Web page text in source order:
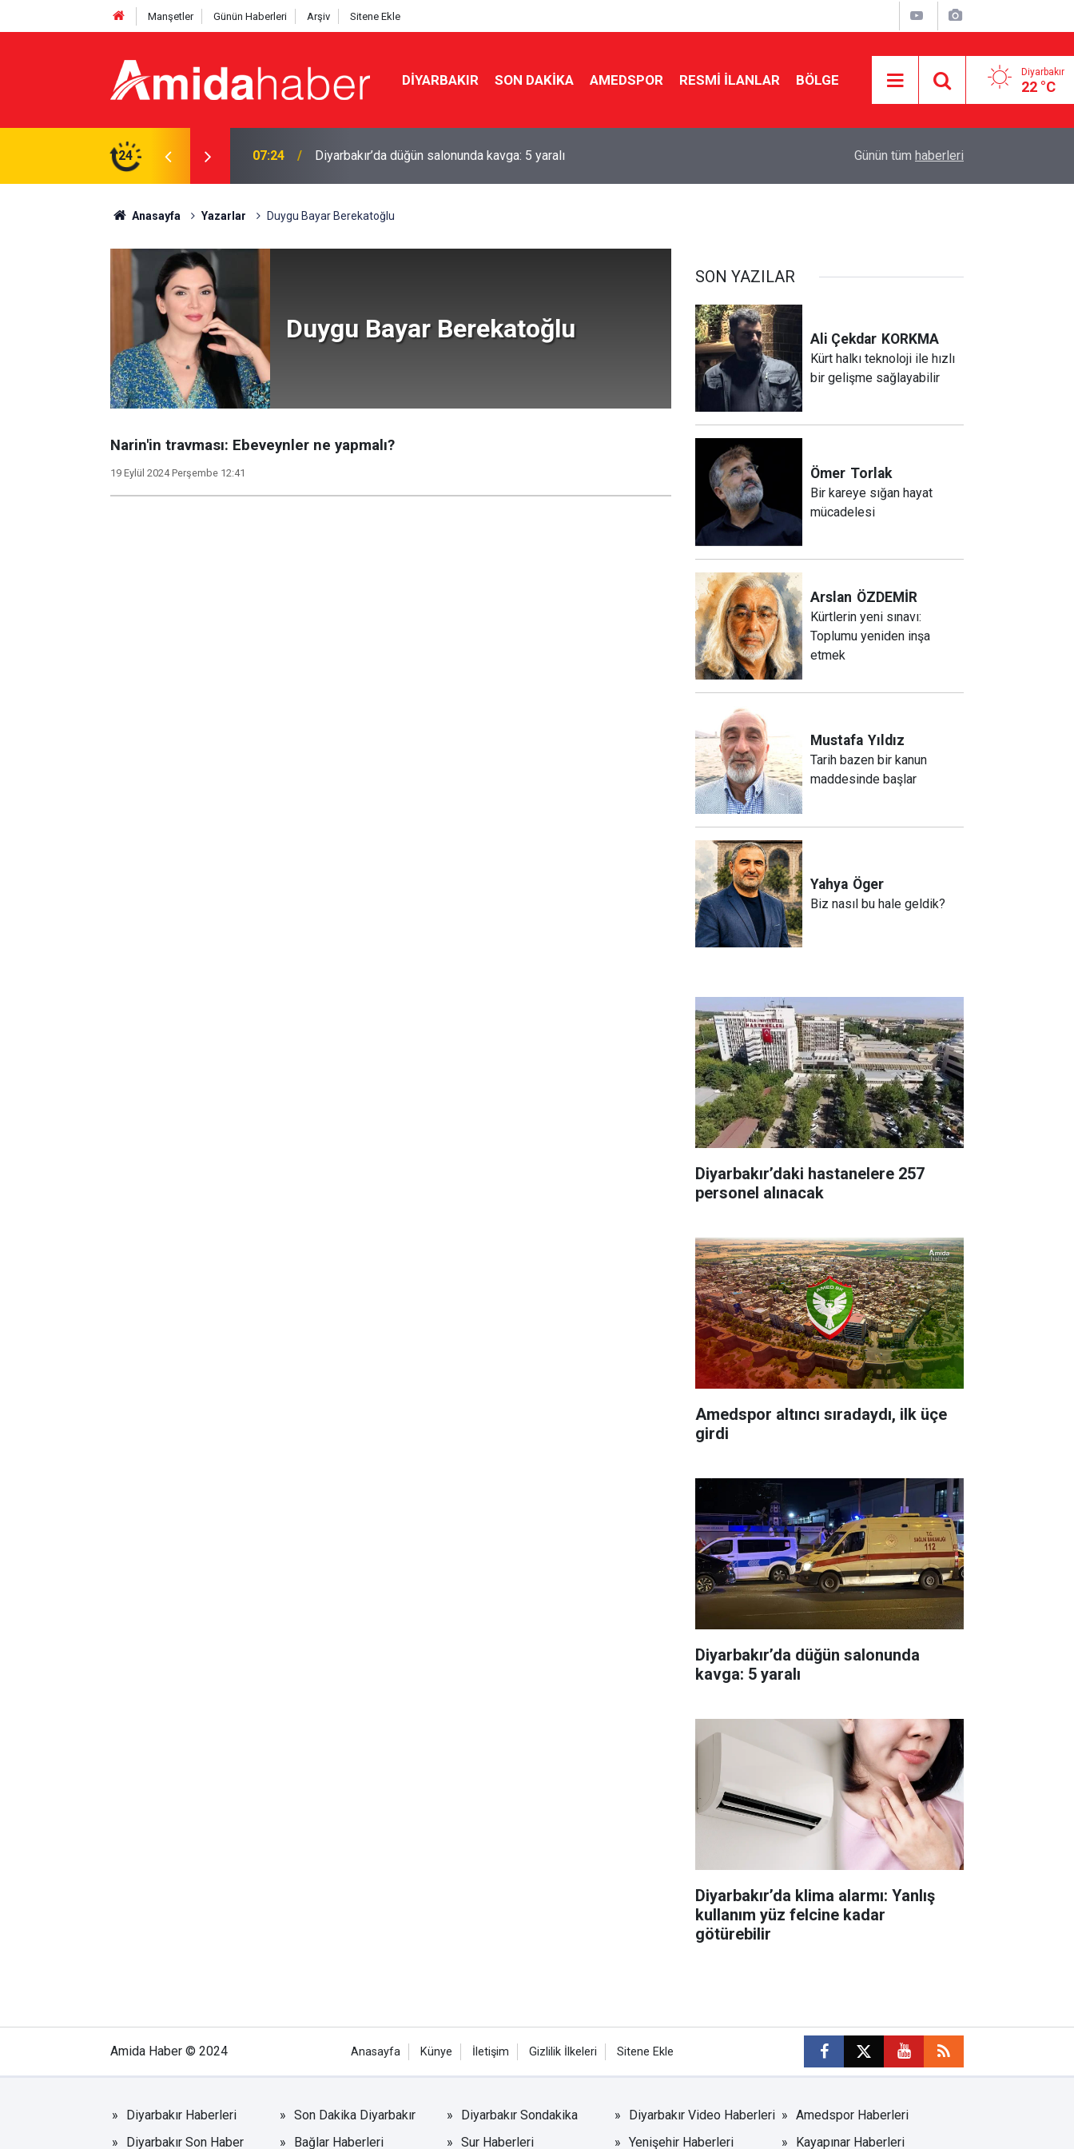
Manşetler Günün Haberleri Arşiv Sitene Ekle
DIYARBAKIR SON DAKIKA AMEDSPOR RESMI İLANLAR BÖLGE Diyarbakır
22 °C
24 07:24 Diyarbakır’da düğün salonunda kavga: 5 yaralı Diyarbakır’da klima alarmı: Yanlış kullanım
Günün tüm haberleri
Anasayfa Yazarlar Duygu Bayar Berekatoğlu
Duygu Bayar Berekatoğlu
Narin'in travması: Ebeveynler ne yapmalı?
19 Eylül 2024 Perşembe 12:41
SON YAZILAR
Ali Çekdar KORKMA
Kürt halkı teknoloji ile hızlı
bir gelişme sağlayabilir
Ömer Torlak
Bir kareye sığan hayat
mücadelesi
Arslan ÖZDEMİR
Kürtlerin yeni sınavı:
Toplumu yeniden inşa
etmek
Mustafa Yıldız
Tarih bazen bir kanun
maddesinde başlar
Yahya Öger
Biz nasıl bu hale geldik?
Diyarbakır’daki hastanelere 257
personel alınacak
Amedspor altıncı sıradaydı, ilk üçe
girdi
Diyarbakır’da düğün salonunda
kavga: 5 yaralı
Diyarbakır’da klima alarmı: Yanlış
kullanım yüz felcine kadar
götürebilir
Amida Haber © 2024 Anasayfa Künye İletişim Gizlilik İlkeleri Sitene Ekle
Diyarbakır Haberleri Son Dakika Diyarbakır Diyarbakır Sondakika Diyarbakır Video Haberleri
Amedspor Haberleri
Diyarbakır Son Haber
Bağlar Haberleri Sur Haberleri Yenişehir Haberleri Kayapınar Haberleri